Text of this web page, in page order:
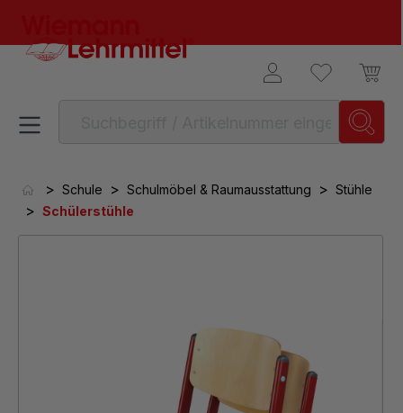
> Schule > Schulmöbel & Raumausstattung > Stühle
> Schülerstühle